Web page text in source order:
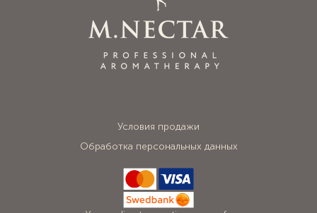
Условия продажи
Обработка персональных данных